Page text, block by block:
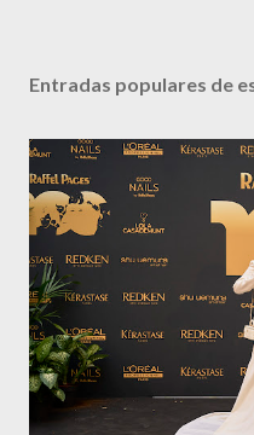
Entradas populares de